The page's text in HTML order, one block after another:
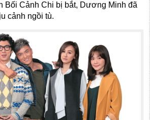
Bối Cảnh Chi bị bắt, Dương Minh đã
cảnh ngồi tù.